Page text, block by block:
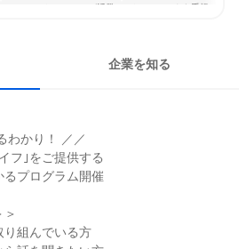
コミュニケーションが活発 チームワークを重視
企業を知る
わかり！ ／／
フ｣をご提供する
プログラム開催
り組んでいる方